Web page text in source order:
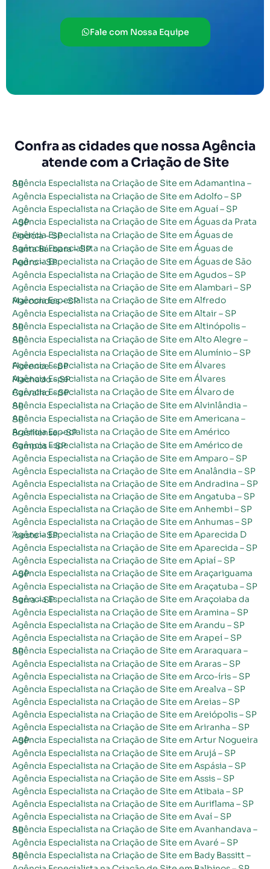
Fale com Nossa Equipe
Confra as cidades que nossa Agência
atende com a Criação de Site
Agência Especialista na Criação de Site em Adamantina – SP
Agência Especialista na Criação de Site em Adolfo – SP
Agência Especialista na Criação de Site em Aguaí – SP
Agência Especialista na Criação de Site em Águas da Prata – SP
Agência Especialista na Criação de Site em Águas de Lindóia – SP
Agência Especialista na Criação de Site em Águas de Santa Bárbara – SP
Agência Especialista na Criação de Site em Águas de São Pedro – SP
Agência Especialista na Criação de Site em Agudos – SP
Agência Especialista na Criação de Site em Alambari – SP
Agência Especialista na Criação de Site em Alfredo Marcondes – SP
Agência Especialista na Criação de Site em Altair – SP
Agência Especialista na Criação de Site em Altinópolis – SP
Agência Especialista na Criação de Site em Alto Alegre – SP
Agência Especialista na Criação de Site em Alumínio – SP
Agência Especialista na Criação de Site em Álvares Florence – SP
Agência Especialista na Criação de Site em Álvares Machado – SP
Agência Especialista na Criação de Site em Álvaro de Carvalho – SP
Agência Especialista na Criação de Site em Alvinlândia – SP
Agência Especialista na Criação de Site em Americana – SP
Agência Especialista na Criação de Site em Américo Brasiliense – SP
Agência Especialista na Criação de Site em Américo de Campos – SP
Agência Especialista na Criação de Site em Amparo – SP
Agência Especialista na Criação de Site em Analândia – SP
Agência Especialista na Criação de Site em Andradina – SP
Agência Especialista na Criação de Site em Angatuba – SP
Agência Especialista na Criação de Site em Anhembi – SP
Agência Especialista na Criação de Site em Anhumas – SP
Agência Especialista na Criação de Site em Aparecida D´oeste – SP
Agência Especialista na Criação de Site em Aparecida – SP
Agência Especialista na Criação de Site em Apiaí – SP
Agência Especialista na Criação de Site em Araçariguama – SP
Agência Especialista na Criação de Site em Araçatuba – SP
Agência Especialista na Criação de Site em Araçoiaba da Serra – SP
Agência Especialista na Criação de Site em Aramina – SP
Agência Especialista na Criação de Site em Arandu – SP
Agência Especialista na Criação de Site em Arapeí – SP
Agência Especialista na Criação de Site em Araraquara – SP
Agência Especialista na Criação de Site em Araras – SP
Agência Especialista na Criação de Site em Arco-íris – SP
Agência Especialista na Criação de Site em Arealva – SP
Agência Especialista na Criação de Site em Areias – SP
Agência Especialista na Criação de Site em Areiópolis – SP
Agência Especialista na Criação de Site em Ariranha – SP
Agência Especialista na Criação de Site em Artur Nogueira – SP
Agência Especialista na Criação de Site em Arujá – SP
Agência Especialista na Criação de Site em Aspásia – SP
Agência Especialista na Criação de Site em Assis – SP
Agência Especialista na Criação de Site em Atibaia – SP
Agência Especialista na Criação de Site em Auriflama – SP
Agência Especialista na Criação de Site em Avaí – SP
Agência Especialista na Criação de Site em Avanhandava – SP
Agência Especialista na Criação de Site em Avaré – SP
Agência Especialista na Criação de Site em Bady Bassitt – SP